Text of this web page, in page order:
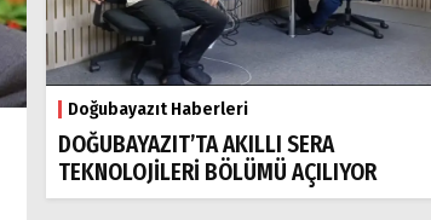
Doğubayazıt Haberleri
DOĞUBAYAZIT’TA AKILLI SERA
TEKNOLOJİLERİ BÖLÜMÜ AÇILIYOR